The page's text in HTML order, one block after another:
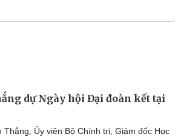
dự Ngày hội Đại đoàn kết tại
Thắng, Ủy viên Bộ Chính trị, Giám đốc Học